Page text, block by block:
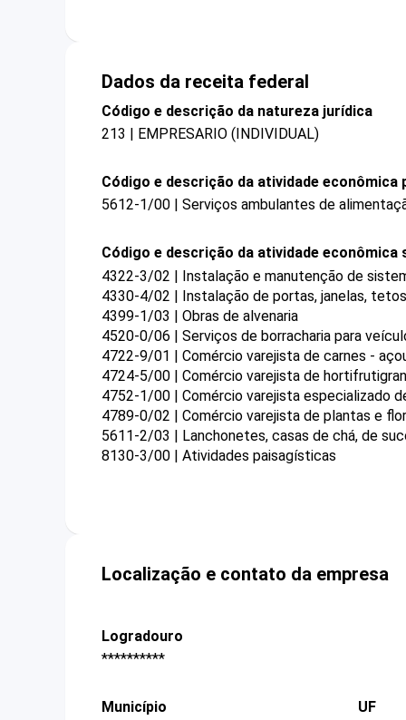
Dados da receita federal
Código e descrição da natureza jurídica
213 | EMPRESARIO (INDIVIDUAL)
Código e descrição da atividade econômica
5612-1/00 | Serviços ambulantes de
Código e descrição da atividade econômica
4322-3/02 | Instalação e manutenção de
4330-4/02 | Instalação de portas, janelas,
4399-1/03 | Obras de alvenaria
4520-0/06 | Serviços de borracharia para
4722-9/01 | Comércio varejista de carnes -
4724-5/00 | Comércio varejista de
4752-1/00 | Comércio varejista especializado
4789-0/02 | Comércio varejista de plantas e
5611-2/03 | Lanchonetes, casas de chá, de
8130-3/00 | Atividades paisagísticas
Localização e contato da empresa
Logradouro
**********
Município
UF